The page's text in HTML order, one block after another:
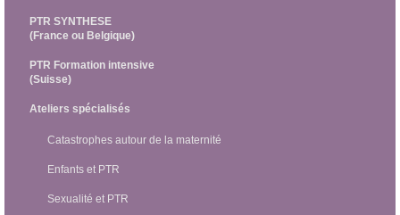
PTR SYNTHESE
(France ou Belgique)
PTR Formation intensive
(Suisse)
Ateliers spécialisés
Catastrophes autour de la maternité
Enfants et PTR
Sexualité et PTR